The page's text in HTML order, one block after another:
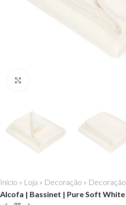
Início » Loja » Decoração » Decoração
Alcofa | Bassinet | Pure Soft White